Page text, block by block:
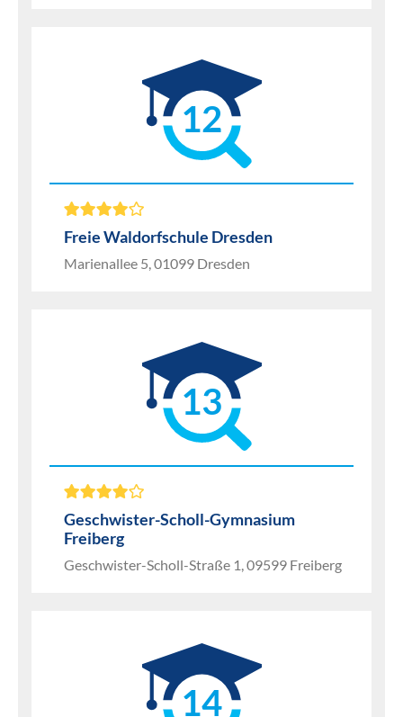
12
Freie Waldorfschule Dresden
Marienallee 5, 01099 Dresden
13
Geschwister-Scholl-Gymnasium
Freiberg
Geschwister-Scholl-Straße 1, 09599 Freiberg
14